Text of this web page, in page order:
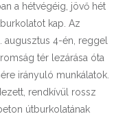
a hétvégéig, jövő hét
kap. Az
4-én, reggel
tér lezárása óta
irányuló munkálatok.
rendkívül rossz
útburkolatának